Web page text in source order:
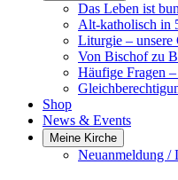
Das Leben ist
Alt-katholisch in
Liturgie – unsere
Von Bischof zu
Häufige Fragen
Shop
News & Events
Meine Kirche
Neuanmeldung /